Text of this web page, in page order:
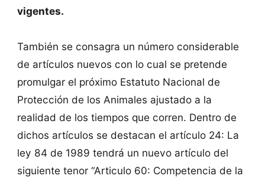
vigentes.
También se consagra un número considerable
de artículos nuevos con lo cual se pretende
promulgar el próximo Estatuto Nacional de
Protección de los Animales ajustado a la
realidad de los tiempos que corren. Dentro de
dichos artículos se destacan el artículo 24: La
ley 84 de 1989 tendrá un nuevo artículo del
siguiente tenor “Articulo 60: Competencia de la